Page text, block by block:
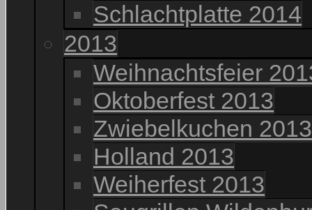
Schlachtplatte 2014
2013
Weihnachtsfeier
Oktoberfest 2013
Zwiebelkuchen 2013
Holland 2013
Weiherfest 2013